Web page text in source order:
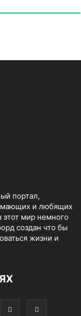
портал,
и любящих
мир немного
создан что бы
жизни и